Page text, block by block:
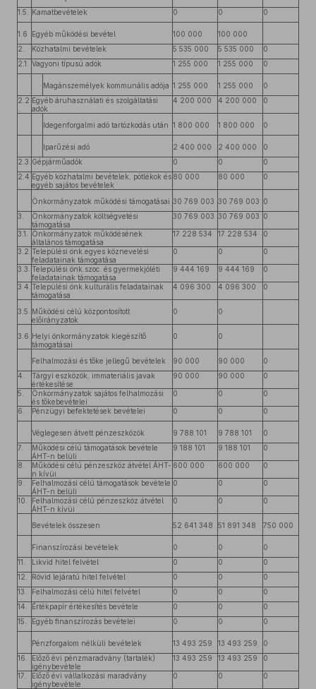
1.5.
Kamatbevételek 0 0 0
1.6 Egyéb működési bevétel 100 000
100 000
2.
Közhatalmi bevételek 5 535 000 5 535 000
0
2.1.
Vagyoni típusú adók 1 255 000 1 255 000 0
Magánszemélyek kommunális adója 1 255 000 1 255 000
0
2.2 Egyéb áruhasználati és szolgáltatási
adók
4 200 000 4 200 000 0
Idegenforgalmi adó tartózkodás után 1 800 000 1 800 000 0
Iparűzési adó 2 400 000 2 400 000
0
2.3. Gépjárműadók 0 0
0
2.4 Egyéb közhatalmi bevételek, pótlékok és
egyéb sajátos bevételek
80 000 80 000 0
Önkormányzatok működési támogatásai 30 769 003 30 769 003 0
3.
Önkormányzatok költségvetési
támogatása
30 769 003 30 769 003 0
3.1.
Önkormányzatok működésének
általános támogatása
17 228 534 17 228 534 0
3.2. Települési önk.egyes köznevelési
feladatainak támogatása
0 0 0
3.3. Települési önk.szoc. és gyermekjóléti
feladatainak támogatása
9 444 169 9 444 169 0
3.4. Települési önk.kulturális feladatainak
támogatása
4 096 300 4 096 300 0
3.5. Működési célú központosított
előirányzatok
0 0
3.6. Helyi önkormányzatok kiegészítő
támogatásai
0 0
Felhalmozási és tőke jellegű bevételek 90 000 90 000
0
4.
Tárgyi eszközök, immateriális javak
értékesítése
90 000 90 000 0
5.
Önkormányzatok sajátos felhalmozási
és tőkebevételei
0 0 0
6. Pénzügyi befektetések bevételei 0 0 0
Véglegesen átvett pénzeszközök 9 788 101 9 788 101
0
7.
Működési célú támogatások bevétele
ÁHT-n belüli
9 188 101 9 188 101 0
8.
Működési célú pénzeszköz átvétel ÁHT-
n kívüi
600 000 600 000 0
9.
Felhalmozási célú támogatások bevétele
ÁHT-n belüli
0 0 0
10.
Felhalmozási célú pénzeszköz átvétel
ÁHT-n kívüi
0 0 0
Bevételek összesen 52 641 348 51 891 348 750 000
Finanszírozási bevételek 0 0
0
11.
Likvid hitel felvétel 0 0
0
12.
Rövid lejáratú hitel felvétel 0 0
0
13.
Felhalmozási célú hitel felvétel 0 0
0
14.
Értékpapír értékesítés bevétele 0 0
0
15.
Egyéb finanszírozás bevételei 0 0 0
Pénzforgalom nélküli bevételek 13 493 259 13 493 259
0
16.
Előző évi pénzmaradvány (tartalék)
igénybevétele
13 493 259 13 493 259 0
17.
Előző évi vállalkozási maradvány
igénybevétele
0 0 0